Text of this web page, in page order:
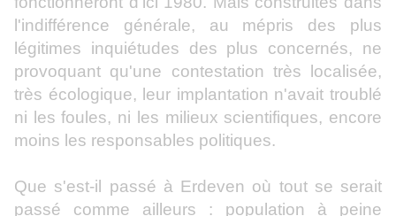
l'indifférence générale, au mépris des plus
légitimes inquiétudes des plus concernés, ne
provoquant qu'une contestation très localisée,
très écologique, leur implantation n'avait troublé
ni les foules, ni les milieux scientifiques, encore
moins les responsables politiques.
Que s'est-il passé à Erdeven où tout se serait
passé comme ailleurs : population à peine